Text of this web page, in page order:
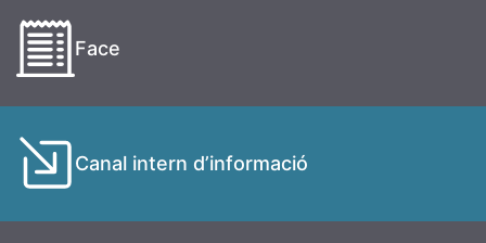
Face
Canal intern d’informació